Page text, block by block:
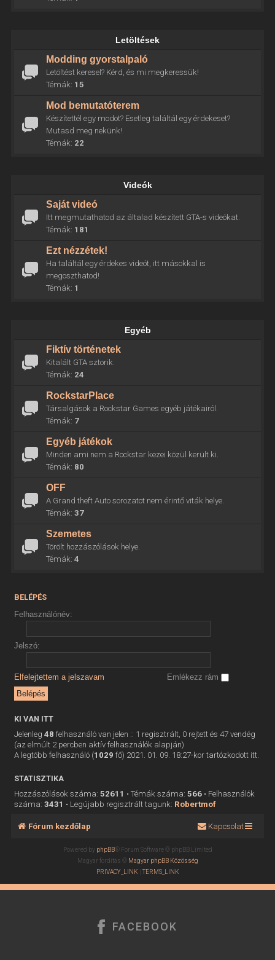
Letöltések
Modding gyorstalpaló
Letöltést keresel? Kérd, és mi megkeressük!
Témák: 15
Mod bemutatóterem
Készítettél egy modot? Esetleg találtál egy érdekeset?
Mutasd meg nekünk!
Témák: 22
Videók
Saját videó
Itt megmutathatod az általad készített GTA-s videókat.
Témák: 181
Ezt nézzétek!
Ha találtál egy érdekes videót, itt másokkal is
megoszthatod!
Témák: 1
Egyéb
Fiktív történetek
Kitalált GTA sztorik.
Témák: 24
RockstarPlace
Társalgások a Rockstar Games egyéb játékairól.
Témák: 7
Egyéb játékok
Minden ami nem a Rockstar kezei közül került ki.
Témák: 80
OFF
A Grand theft Auto sorozatot nem érintő viták helye.
Témák: 37
Szemetes
Törölt hozzászólások helye.
Témák: 4
BELÉPÉS
Felhasználónév:
Jelszó:
Elfelejtettem a jelszavam Emlékezz rám
KI VAN ITT
Jelenleg 48 felhasználó van jelen :: 1 regisztrált, 0 rejtett és 47 vendég
(az elmúlt 2 percben aktív felhasználók alapján)
A legtöbb felhasználó (1029 fő) 2021. 01. 09. 18:27-kor tartózkodott itt.
STATISZTIKA
Hozzászólások száma: 52611 • Témák száma: 566• Felhasználók
száma: 3431 • Legújabb regisztrált tagunk: Robertmof
Fórum kezdőlap Kapcsolat
Powered by phpBB® Forum Software © phpBB Limited
Magyar fordítás © Magyar phpBB Közösség
PRIVACY_LINK |TERMS_LINK
FACEBOOK